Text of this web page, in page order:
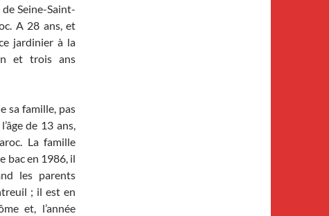
Seine-Saint-
A 28 ans, et
jardinier à la
et trois ans
sa famille, pas
de 13 ans,
La famille
bac en 1986, il
les parents
; il est en
et, l’année